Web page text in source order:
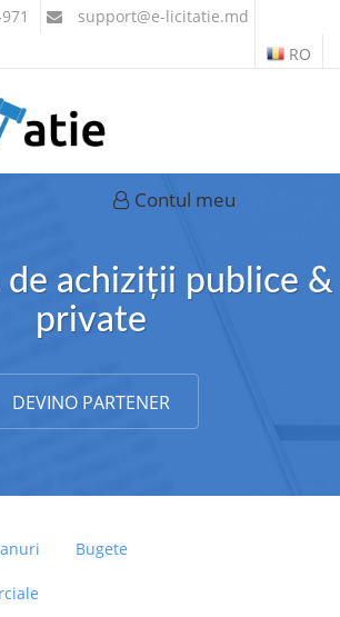
support@e-licitatie.md
RO
Contul meu
de achiziții publice &
private
DEVINO PARTENER
Bugete